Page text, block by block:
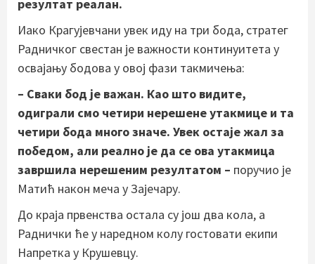
резултат реалан.
Иако Крагујевчани увек иду на три бода, стратег
Радничког свестан је важности континуитета у
освајању бодова у овој фази такмичења:
– Сваки бод је важан. Као што видите,
одиграли смо четири нерешене утакмице и та
четири бода много значе. Увек остаје жал за
победом, али реално је да се ова утакмица
завршила нерешеним резултатом – поручио је
Матић након меча у Зајечару.
До краја првенства остала су још два кола, а
Раднички ће у наредном колу гостовати екипи
Напретка у Крушевцу.